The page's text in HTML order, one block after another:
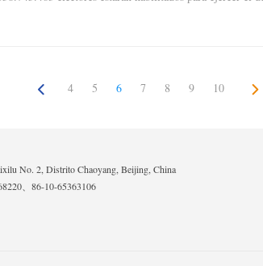
4 5 6 7 8 9 10
No. 2, Distrito Chaoyang, Beijing, China
、86-10-65363106